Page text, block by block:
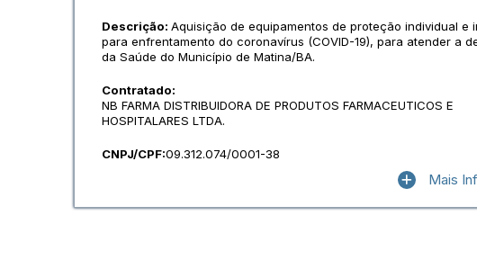
Descrição: Aquisição de equipamentos de proteção individual e
para enfrentamento do coronavírus (COVID-19), para atender a
da Saúde do Município de Matina/BA.
Contratado:
NB FARMA DISTRIBUIDORA DE PRODUTOS FARMACEUTICOS E
HOSPITALARES LTDA.
CNPJ/CPF:09.312.074/0001-38
Mais